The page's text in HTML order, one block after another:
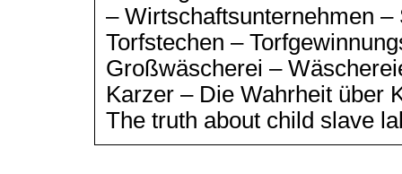
– Wirtschaftsunternehmen
Torfstechen –
Großwäscherei –
Karzer – Die Wahrheit über
The truth about child slave